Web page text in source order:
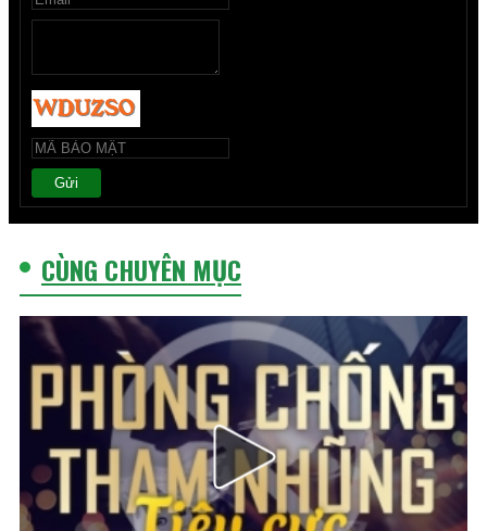
Gửi
CÙNG CHUYÊN MỤC